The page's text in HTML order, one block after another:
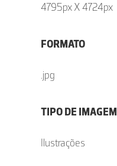
4795px X 4724px
FORMATO
.jpg
TIPO DE IMAGEM
Ilustrações